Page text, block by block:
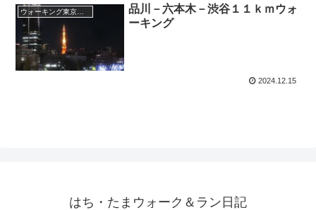
ウォーキング東京２３区
品川－六本木－渋谷１１ｋｍウォ
ーキング
2024.12.15
はち・たまウォーク＆ラン日記